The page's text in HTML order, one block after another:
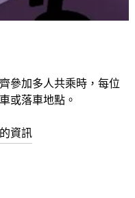
參加多人共乘時，每位
或落車地點。
資訊